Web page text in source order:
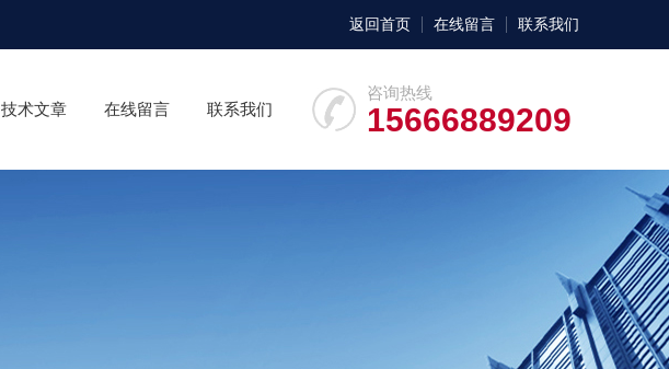
返回首页 在线留言 联系我们
咨询热线
15666889209
技术文章 在线留言 联系我们